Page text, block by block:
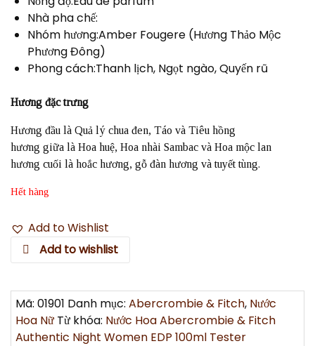
Nhà pha chế:
Nhóm hương:Amber Fougere (Hương Thảo Mộc
Phương Đông)
Phong cách:Thanh lịch, Ngọt ngào, Quyến rũ
Hương đặc trưng
Hương đầu là Quả lý chua đen, Táo và Tiêu hồng
hương giữa là Hoa huệ, Hoa nhài Sambac và Hoa mộc lan
hương cuối là hoắc hương, gỗ đàn hương và tuyết tùng.
Hết hàng
Add to Wishlist
Add to wishlist
Mã: 01901 Danh mục: Abercrombie & Fitch, Nước
Hoa Nữ Từ khóa: Nước Hoa Abercrombie & Fitch
Authentic Night Women EDP 100ml Tester